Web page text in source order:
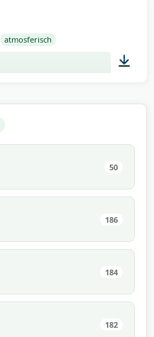
atmosferisch
50
186
184
182